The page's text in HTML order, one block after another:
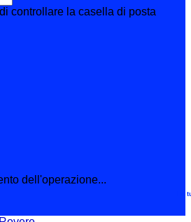
controllare la casella di posta
dell'operazione...
Le